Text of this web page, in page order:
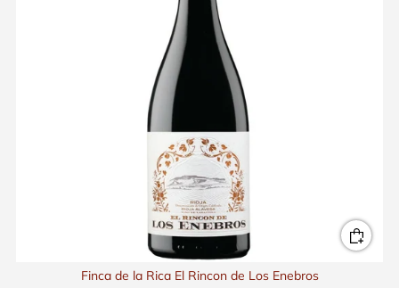
Finca de la Rica El Rincon de Los Enebros